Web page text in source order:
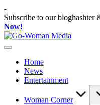
Skip
to
content
-
Subscribe to our bloghashter
Now!
Portal
Untuk
Wanita
Indonesia
Home
News
Entertainment
Woman Corner